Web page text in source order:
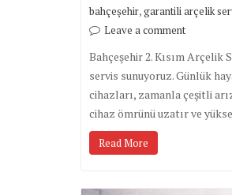
bahçeşehir,garantili arçelik
Leave a comment
Bahçeşehir 2. Kısım
servis sunuyoruz. Günlük
cihazları, zamanla çeşitli
cihaz ömrünü uzatır ve
Read More